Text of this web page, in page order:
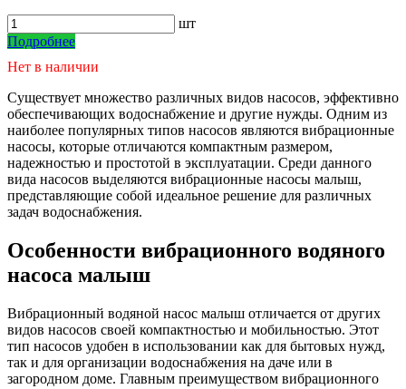
шт
Подробнее
Нет в наличии
Существует множество различных видов насосов, эффективно
обеспечивающих водоснабжение и другие нужды. Одним из
наиболее популярных типов насосов являются вибрационные
насосы, которые отличаются компактным размером,
надежностью и простотой в эксплуатации. Среди данного
вида насосов выделяются вибрационные насосы малыш,
представляющие собой идеальное решение для различных
задач водоснабжения.
Особенности вибрационного водяного
насоса малыш
Вибрационный водяной насос малыш отличается от других
видов насосов своей компактностью и мобильностью. Этот
тип насосов удобен в использовании как для бытовых нужд,
так и для организации водоснабжения на даче или в
загородном доме. Главным преимуществом вибрационного